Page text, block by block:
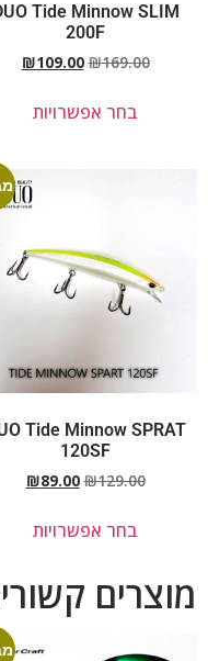
Tide Minnow SLIM
200F
₪169.00
₪109.00
בחר אפשרויות
Tide Minnow SPRAT
120SF
₪129.00
₪89.00
בחר אפשרויות
מוצרים